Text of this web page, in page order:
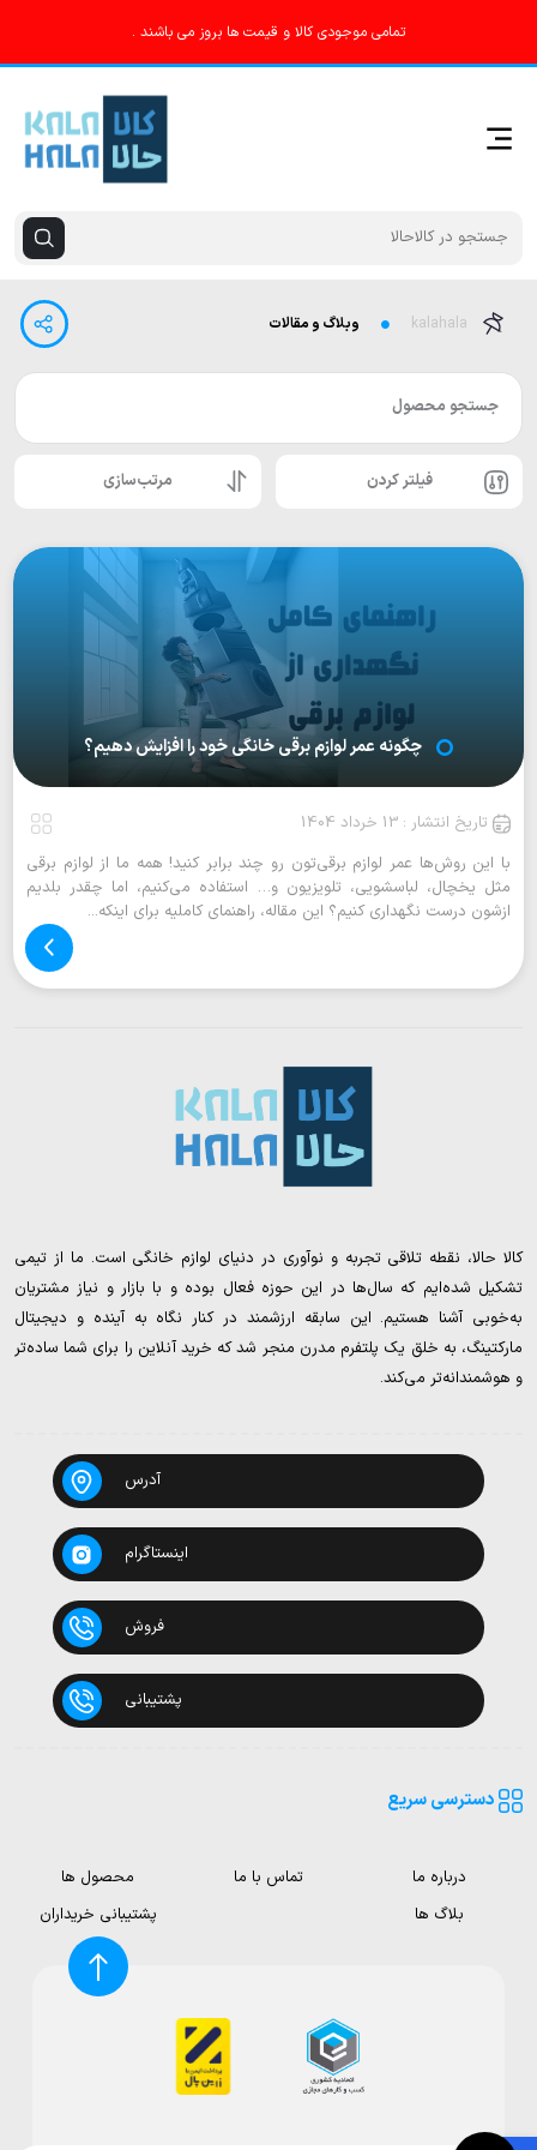
تمامی موجودی کالا و قیمت ها بروز می باشند .
kalahala وبلاگ و مقالات
جستجو محصول
فیلتر کردن مرتب‌سازی
چگونه عمر لوازم برقی خانگی خود را افزایش دهیم؟
تاریخ انتشار : 13 خرداد 1404
با این روش‌ها عمر لوازم برقی‌تون رو چند برابر کنید! همه ما از لوازم برقی
مثل یخچال، لباسشویی، تلویزیون و… استفاده می‌کنیم، اما چقدر بلدیم
ازشون درست نگهداری کنیم؟ این مقاله، راهنمای کاملیه برای اینکه...
کالا حالا، نقطه تلاقی تجربه و نوآوری در دنیای لوازم خانگی است. ما از تیمی
تشکیل شده‌ایم که سال‌ها در این حوزه فعال بوده و با بازار و نیاز مشتریان
به‌خوبی آشنا هستیم. این سابقه ارزشمند در کنار نگاه به آینده و دیجیتال
مارکتینگ، به خلق یک پلتفرم مدرن منجر شد که خرید آنلاین را برای شما ساده‌تر
و هوشمندانه‌تر می‌کند.
آدرس
اینستاگرام
فروش
پشتیبانی
دسترسی سریع
درباره ما تماس با ما
محصول ها
بلاگ ها
پشتیبانی خریداران